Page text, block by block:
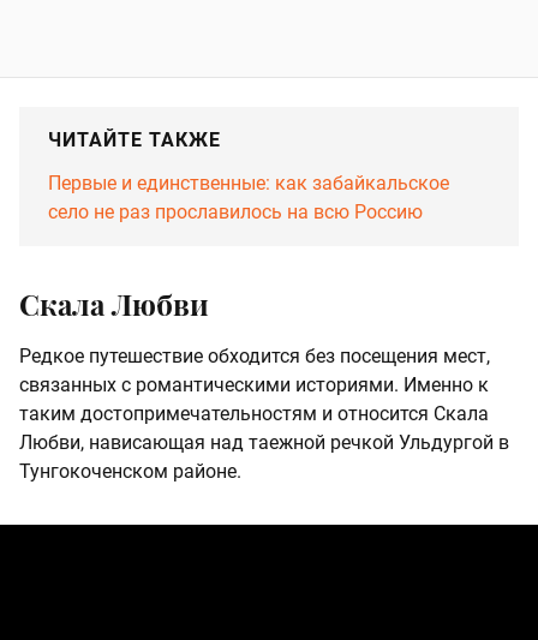
ЧИТАЙТЕ ТАКЖЕ
Первые и единственные: как забайкальское
село не раз прославилось на всю Россию
Скала Любви
Редкое путешествие обходится без посещения мест,
связанных с романтическими историями. Именно к
таким достопримечательностям и относится Скала
Любви, нависающая над таежной речкой Ульдургой в
Тунгокоченском районе.